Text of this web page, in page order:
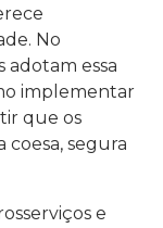
No
adotam essa
implementar
que os
segura
e